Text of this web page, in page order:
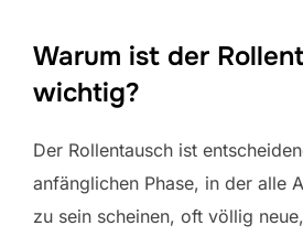
Warum ist der
wichtig?
Der Rollentausch ist
anfänglichen Phase, in der alle
zu sein scheinen, oft völlig